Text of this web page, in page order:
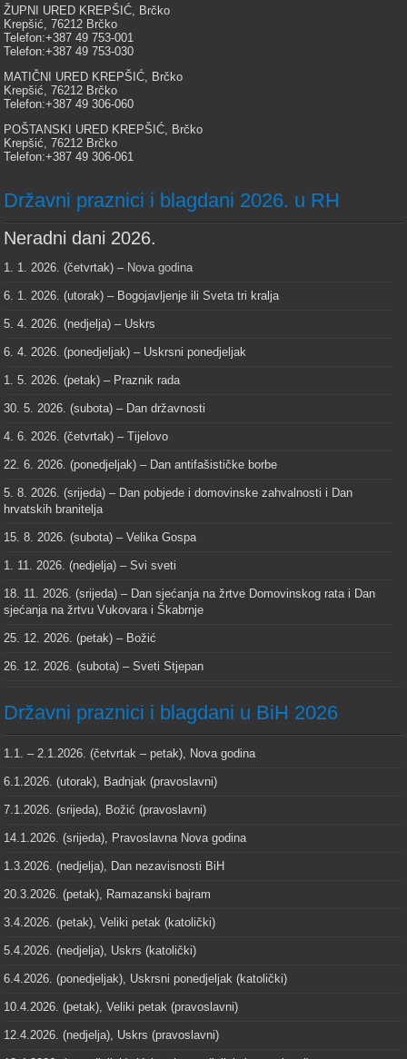
ŽUPNI URED KREPŠIĆ, Brčko
Krepšić, 76212 Brčko
Telefon:+387 49 753-001
Telefon:+387 49 753-030
MATIČNI URED KREPŠIĆ, Brčko
Krepšić, 76212 Brčko
Telefon:+387 49 306-060
POŠTANSKI URED KREPŠIĆ, Brčko
Krepšić, 76212 Brčko
Telefon:+387 49 306-061
Državni praznici i blagdani 2026. u RH
Neradni dani 2026.
1. 1. 2026. (četvrtak) – Nova godina
6. 1. 2026. (utorak) – Bogojavljenje ili Sveta tri kralja
5. 4. 2026. (nedjelja) – Uskrs
6. 4. 2026. (ponedjeljak) – Uskrsni ponedjeljak
1. 5. 2026. (petak) – Praznik rada
30. 5. 2026. (subota) – Dan državnosti
4. 6. 2026. (četvrtak) – Tijelovo
22. 6. 2026. (ponedjeljak) – Dan antifašističke borbe
5. 8. 2026. (srijeda) – Dan pobjede i domovinske zahvalnosti i Dan
hrvatskih branitelja
15. 8. 2026. (subota) – Velika Gospa
1. 11. 2026. (nedjelja) – Svi sveti
18. 11. 2026. (srijeda) – Dan sjećanja na žrtve Domovinskog rata i Dan
sjećanja na žrtvu Vukovara i Škabrnje
25. 12. 2026. (petak) – Božić
26. 12. 2026. (subota) – Sveti Stjepan
Državni praznici i blagdani u BiH 2026
1.1. – 2.1.2026. (četvrtak – petak), Nova godina
6.1.2026. (utorak), Badnjak (pravoslavni)
7.1.2026. (srijeda), Božić (pravoslavni)
14.1.2026. (srijeda), Pravoslavna Nova godina
1.3.2026. (nedjelja), Dan nezavisnosti BiH
20.3.2026. (petak), Ramazanski bajram
3.4.2026. (petak), Veliki petak (katolički)
5.4.2026. (nedjelja), Uskrs (katolički)
6.4.2026. (ponedjeljak), Uskrsni ponedjeljak (katolički)
10.4.2026. (petak), Veliki petak (pravoslavni)
12.4.2026. (nedjelja), Uskrs (pravoslavni)